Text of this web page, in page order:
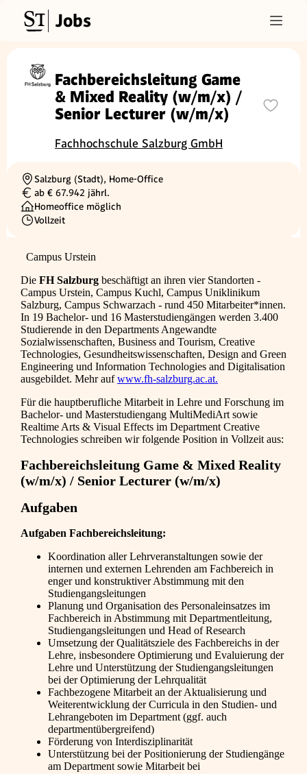
Jobs
Fachbereichsleitung Game
& Mixed Reality (w/m/x) /
Senior Lecturer (w/m/x)
Fachhochschule Salzburg GmbH
Ortschaft
Salzburg (Stadt), Home-Office
Gehalt
ab € 67.942 jährl.
Homeoffice möglich
Beschäftigungsart
Vollzeit
Campus Urstein
Die FH Salzburg beschäftigt an ihren vier Standorten -
Campus Urstein, Campus Kuchl, Campus Uniklinikum
Salzburg, Campus Schwarzach - rund 450 Mitarbeiter*innen.
In 19 Bachelor- und 16 Masterstudiengängen werden 3.400
Studierende in den Departments Angewandte
Sozialwissenschaften, Business and Tourism, Creative
Technologies, Gesundheitswissenschaften, Design and Green
Engineering und Information Technologies and Digitalisation
ausgebildet. Mehr aufwww.fh‑salzburg.ac.at.
Für die hauptberufliche Mitarbeit in Lehre und Forschung im
Bachelor- und Masterstudiengang MultiMediArt sowie
Realtime Arts & Visual Effects im Department Creative
Technologies schreiben wir folgende Position in Vollzeit aus:
Fachbereichsleitung Game & Mixed Reality
(w/m/x) / Senior Lecturer (w/m/x)
Aufgaben
Aufgaben Fachbereichsleitung:
Koordination aller Lehrveranstaltungen sowie der
internen und externen Lehrenden am Fachbereich in
enger und konstruktiver Abstimmung mit den
Studiengangsleitungen
Planung und Organisation des Personaleinsatzes im
Fachbereich in Abstimmung mit Departmentleitung,
Studiengangsleitungen und Head of Research
Umsetzung der Qualitätsziele des Fachbereichs in der
Lehre, insbesondere Optimierung und Evaluierung der
Lehre und Unterstützung der Studiengangsleitungen
bei der Optimierung der Lehrqualität
Fachbezogene Mitarbeit an der Aktualisierung und
Weiterentwicklung der Curricula in den Studien- und
Lehrangeboten im Department (ggf. auch
departmentübergreifend)
Förderung von Interdisziplinarität
Unterstützung bei der Positionierung der Studiengänge
am Department sowie Mitarbeit bei